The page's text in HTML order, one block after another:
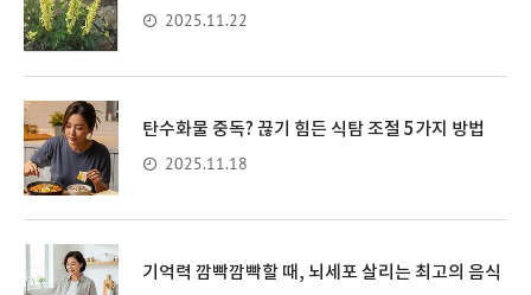
2025.11.22
탄수화물 중독? 끊기 힘든 식탐 조절 5가지 방법
2025.11.18
기억력 깜빡깜빡할 때, 뇌세포 살리는 최고의 음식